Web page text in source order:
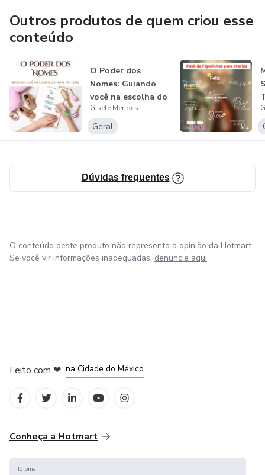
Outros produtos de quem criou esse
conteúdo
O Poder dos
Nomes: Guiando
você na escolha do
nome perfeito
Gisele Mendes
Geral
Dúvidas frequentes
O conteúdo deste produto não representa a opinião da Hotmart.
Se você vir informações inadequadas, denuncie aqui
Feito com ❤ na Cidade do México
Conheça a Hotmart
Idioma